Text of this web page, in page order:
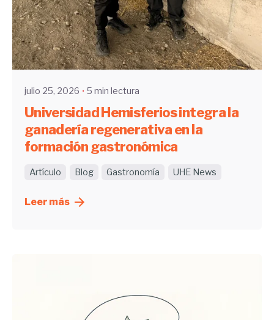
Enviado por
UHE
julio 25, 2026 5 min lectura
Universidad Hemisferios integra la
ganadería regenerativa en la
formación gastronómica
Artículo Blog Gastronomía UHE News
Leer más